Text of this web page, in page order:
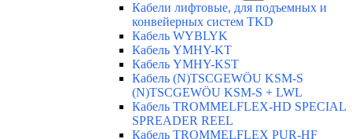
Кабели лифтовые, для подъемных и
конвейерных систем TKD
Кабель WYBLYK
Кабель YMHY-KT
Кабель YMHY-KST
Кабель (N)TSCGEWÖU KSM-S
(N)TSCGEWÖU KSM-S + LWL
Кабель TROMMELFLEX-HD SPECIAL
SPREADER REEL
Кабель TROMMELFLEX PUR-HF